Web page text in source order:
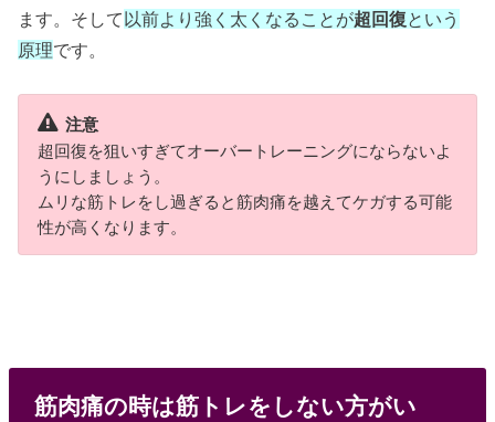
ます。そして以前より強く太くなることが超回復 という
原理です。
注意
超回復を狙いすぎてオーバートレーニングにならないよ
うにしましょう。
ムリな筋トレをし過ぎると筋肉痛を越えてケガする可能
性が高くなります。
筋肉痛の時は筋トレをしない方がい